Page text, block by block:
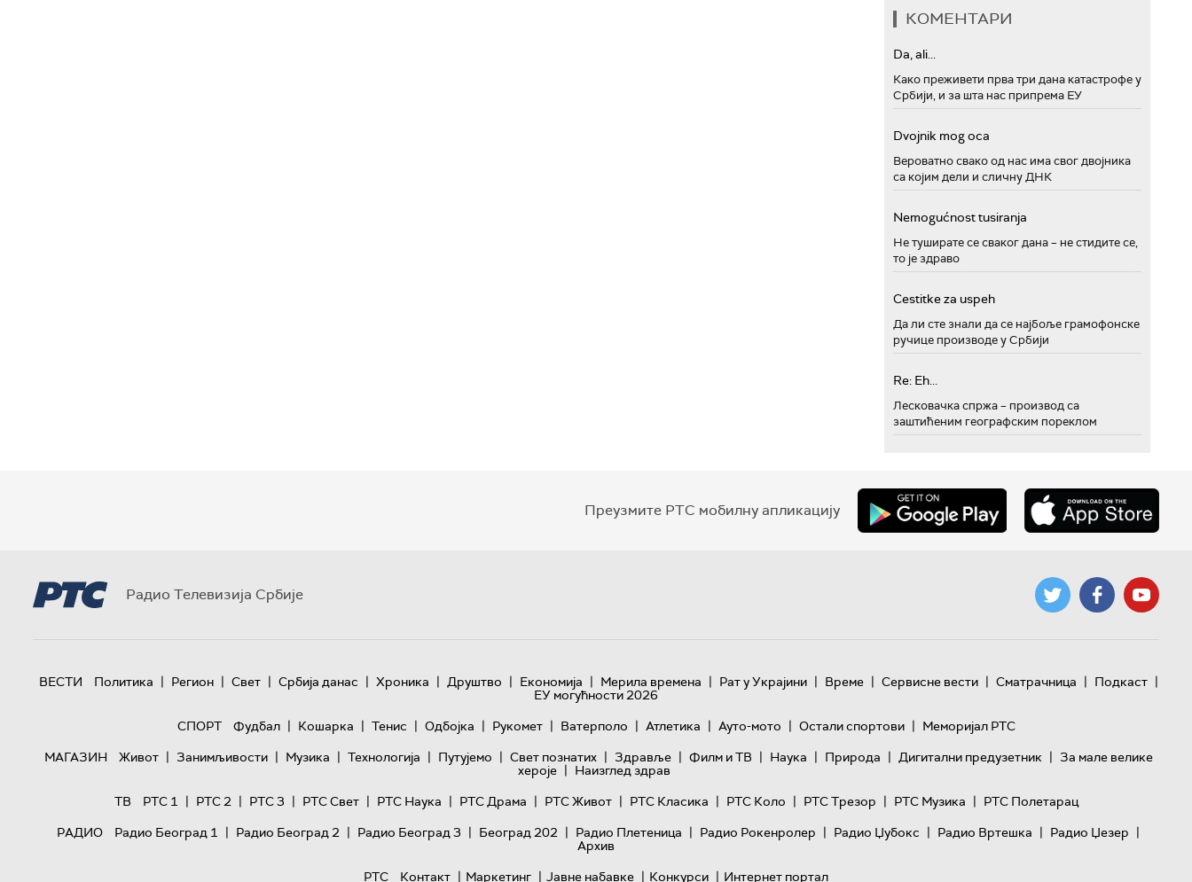
КОМЕНТАРИ
Da, ali...
Како преживети прва три дана катастрофе у
Србији, и за шта нас припрема ЕУ
Dvojnik mog oca
Вероватно свако од нас има свог двојника
са којим дели и сличну ДНК
Nemogućnost tusiranja
Не туширате се сваког дана – не стидите се,
то је здраво
Cestitke za uspeh
Да ли сте знали да се најбоље грамофонске
ручице производе у Србији
Re: Eh...
Лесковачка спржа – производ са
заштићеним географским пореклом
Преузмите РТС мобилну апликацију
Радио Телевизија Србије
ВЕСТИ Политика | Регион | Свет | Србија данас | Хроника | Друштво | Економија | Мерила времена | Рат у Украјини | Време | Сервисне вести | Сматрачница | Подкаст |
ЕУ могућности 2026
СПОРТ
Фудбал | Кошарка | Тенис | Одбојка | Рукомет | Ватерполо | Атлетика | Ауто-мото | Остали спортови | Меморијал РТС
МАГАЗИН
Живот | Занимљивости | Музика | Технологијa | Путујемо | Свет познатих | Здравље | Филм и ТВ | Наука | Природа | Дигитални предузетник | За мале велике
хероје | Наизглед здрав
ТВ
РТС 1 | РТС 2 | РТС 3 | РТС Свет | РТС Наука | РТС Драма | РТС Живот | РТС Класика | РТС Коло | РТС Трезор | РТС Музика | РТС Полетарац
РАДИО
Радио Београд 1 | Радио Београд 2 | Радио Београд 3 | Београд 202 | Радио Плетеница | Радио Рокенролер | Радио Џубокс | Радио Вртешка | Радио Џезер |
Архив
РТС
Контакт | Маркетинг | Јавне набавке | Конкурси | Интернет портал